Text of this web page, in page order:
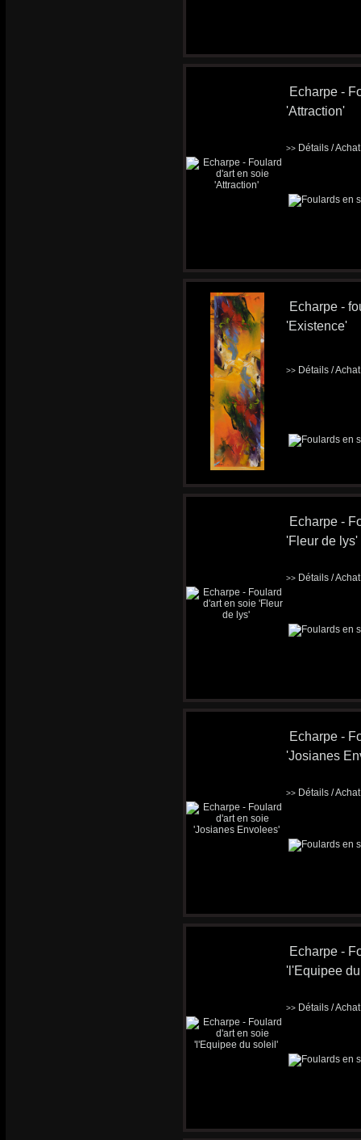
Echarpe -
'Attraction'
>> Détails /
Echarpe -
'Existence'
>> Détails /
Echarpe -
'Fleur de lys'
>> Détails /
Echarpe -
'Josianes
>> Détails /
Echarpe -
'l'Equipee
>> Détails /